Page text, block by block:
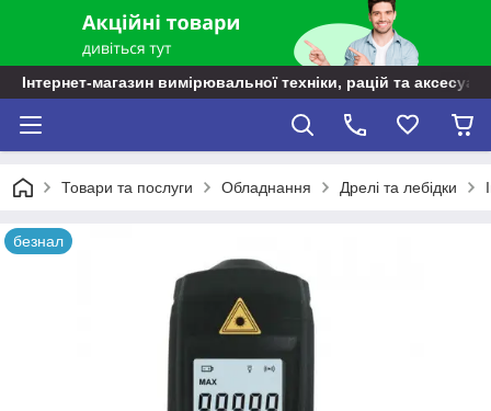
Інтернет-магазин вимірювальної техніки, рацій та
Товари та послуги Обладнання Дрелі та лебідки
безнал